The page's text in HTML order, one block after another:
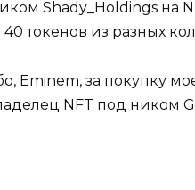
Shady_Holdings на
токенов из разных
Eminem, за покупку
NFT под ником